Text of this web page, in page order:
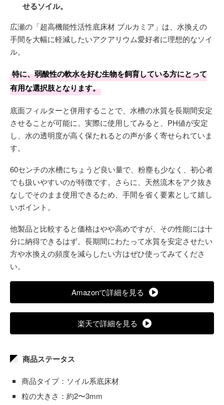
せるソイル。
広瀬の「超高機能性活性底床材 ブルカミア」は、水換えの
手間を大幅に軽減したいアクアリウム愛好者に理想的なソイ
ル。
特に、弱酸性の軟水を好む生物を飼育している方にとって
有用な選択肢となります。
底面フィルターと併用することで、水槽の水質を長期間安定
させることが可能に。実際に使用してみると、PH値が安定
し、水の透明度が高く保たれるとの声が多く寄せられていま
す。
60センチの水槽にちょうど良い量で、粉塵も少なく、初心者
でも扱いやすいのが特徴です。さらに、天然流木をアク抜き
なしでそのまま使用できるため、手間を省く要素として嬉し
いポイント。
他製品と比較すると価格はやや高めですが、その性能には十
分に納得できるはず。長期間にわたって水質を安定させたい
方や水換えの頻度を減らしたい方はぜひ使ってみてくださ
い。
Amazonで詳細を見る
楽天で詳細を見る
商品ステータス
商品タイプ：ソイル系底床材
粒の大きさ：約2〜3mm